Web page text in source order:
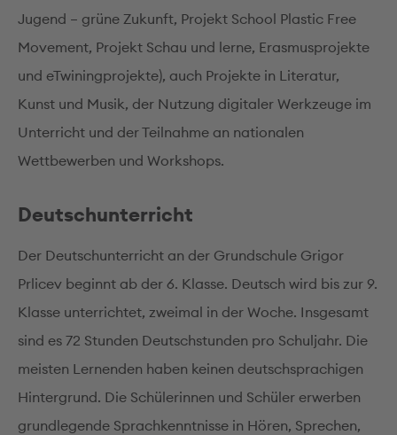
Jugend – grüne Zukunft, Projekt School Plastic Free
Movement, Projekt Schau und lerne, Erasmusprojekte
und eTwiningprojekte), auch Projekte in Literatur,
Kunst und Musik, der Nutzung digitaler Werkzeuge im
Unterricht und der Teilnahme an nationalen
Wettbewerben und Workshops.
Deutschunterricht
Der Deutschunterricht an der Grundschule Grigor
Prlicev beginnt ab der 6. Klasse. Deutsch wird bis zur 9.
Klasse unterrichtet, zweimal in der Woche. Insgesamt
sind es 72 Stunden Deutschstunden pro Schuljahr. Die
meisten Lernenden haben keinen deutschsprachigen
Hintergrund. Die Schülerinnen und Schüler erwerben
grundlegende Sprachkenntnisse in Hören, Sprechen,